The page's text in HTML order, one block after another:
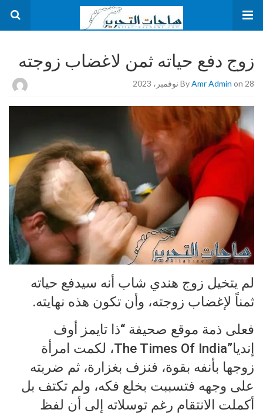
زوج دفع حياته ثمن لاغضاب زوجته
ByAmr Admin on 28 نوفمبر، 2023
لم يتخيل زوج هندي شاب أنه سيدفع حياته
ثمناً لإغضاب زوجته، وأن تكون هذه نهايته.
فعلى ذمة موقع صحيفة “ذا تايمز أوف
إنديا”The Times Of India، لكمت امرأة
زوجها بأنفه بقوة، فنزف بغزارة، ثم ضربته
على وجهه فتسببت بخلع فكه، ولم تكتف بل
أكملت الانتقام رغم توسلاته إلى أن لفظ